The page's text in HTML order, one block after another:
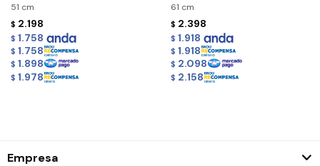
51 cm
$ 2.198
$ 1.758
$ 1.758
$ 1.898
$ 1.978
61 cm
$ 2.398
$ 1.918
$ 1.918
$ 2.098
$ 2.158
Empresa